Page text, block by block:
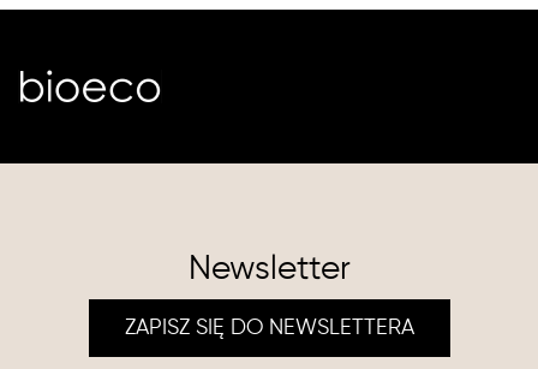
Newsletter
ZAPISZ SIĘ DO NEWSLETTERA